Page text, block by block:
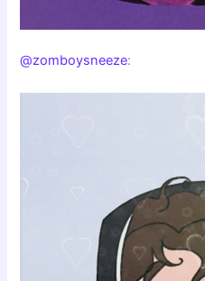
@zomboysneeze: